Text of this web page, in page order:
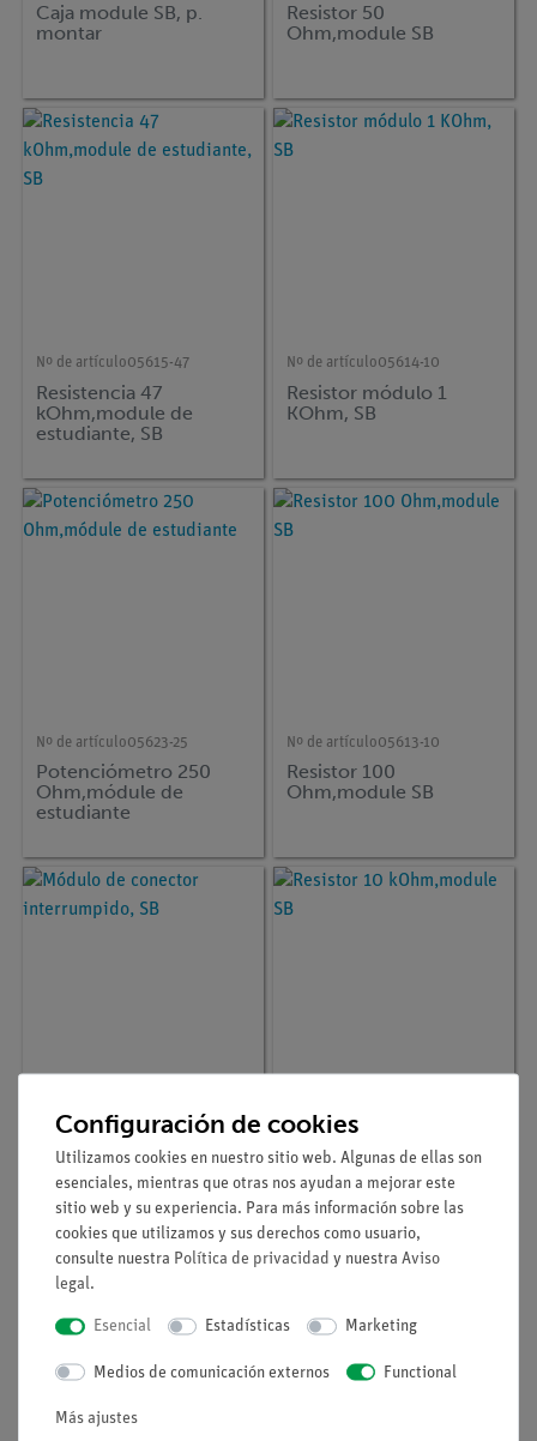
Caja module SB, p.
montar
Resistor 50
Ohm,module SB
Nº de artículo05615-47
Resistencia 47
kOhm,module de
estudiante, SB
Nº de artículo05614-10
Resistor módulo 1
KOhm, SB
Nº de artículo05623-25
Potenciómetro 250
Ohm,módule de
estudiante
Nº de artículo05613-10
Resistor 100
Ohm,module SB
Nº de artículo05601-04
Módulo de conector
interrumpido, SB
Nº de artículo
Resistor 10
kOhm,module SB
Configuración de cookies
Utilizamos cookies en nuestro sitio web. Algunas de ellas son
esenciales, mientras que otras nos ayudan a mejorar este
sitio web y su experiencia. Para más información sobre las
cookies que utilizamos y sus derechos como usuario,
consulte nuestra Política de privacidad y nuestra Aviso
legal.
Esencial Estadísticas Marketing
Medios de comunicación externos Functional
Más ajustes